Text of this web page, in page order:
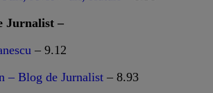
Jurnalist –
– 9.12
– Blog de Jurnalist – 8.93